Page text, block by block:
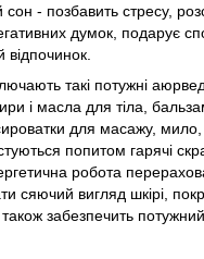
сон - позбавить стресу,
думок, подарує
відпочинок.
такі потужні
і масла для тіла,
для масажу,
попитом гарячі
робота
сяючий вигляд шкірі,
забезпечить